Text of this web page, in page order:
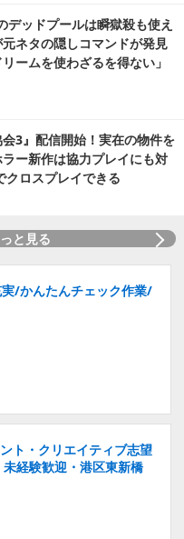
デッドプールは瞬獄殺も使え
ネタの隠しコマンドが発見
ームを使わざるを得ない」
会3』配信開始！実在の物件を
ー新作は協力プレイにも対
クロスプレイできる
と見る
/かんたんチェック作業/
ト・クリエイティブ志望
経験歓迎・港区東新橋